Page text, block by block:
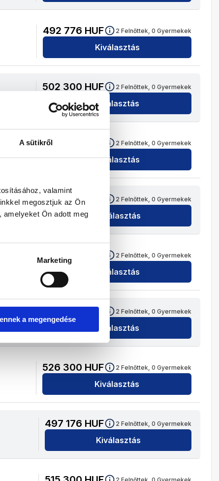
A sütikről
valamint
megosztjuk az Ön
amelyeket Ön adott meg
Marketing
a megengedése
492 776 HUF 2 Felnőttek, 0 Gyermekek
Kiválasztás
502 300 HUF 2 Felnőttek, 0 Gyermekek
Kiválasztás
475 676 2 Felnőttek, 0 Gyermekek
Kiválasztás
515 400HUF 2 Felnőttek, 0 Gyermekek
Kiválasztás
454 276 2 Felnőttek, 0 Gyermekek
Kiválasztás
HUF 2 Felnőttek, 0 Gyermekek
Kiválasztás
526 300 HUF 2 Felnőttek, 0 Gyermekek
Kiválasztás
497 176 HUF 2 Felnőttek, 0 Gyermekek
Kiválasztás
2 Felnőttek, 0 Gyermekek